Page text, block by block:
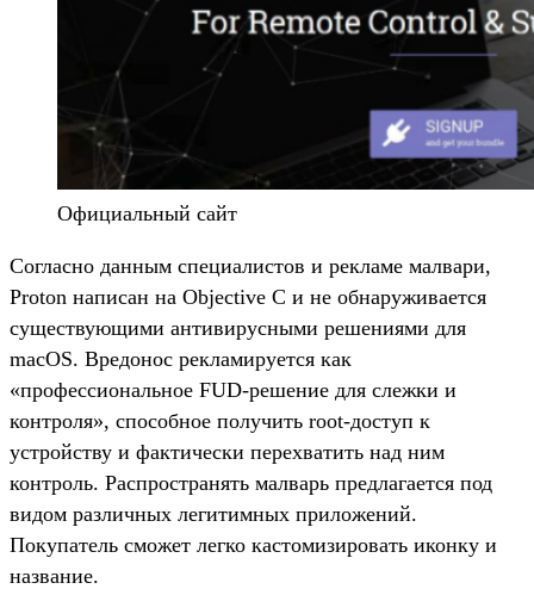
Официальный сайт
Согласно данным специалистов и рекламе малвари,
Proton написан на Objective C и не обнаруживается
существующими антивирусными решениями для
macOS. Вредонос рекламируется как
«профессиональное FUD-решение для слежки и
контроля», способное получить root-доступ к
устройству и фактически перехватить над ним
контроль. Распространять малварь предлагается под
видом различных легитимных приложений.
Покупатель сможет легко кастомизировать иконку и
название.